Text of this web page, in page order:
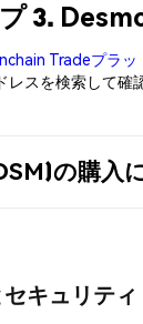
3.
Tradeプラッ
レスを検索して確
の購入
キュリティ